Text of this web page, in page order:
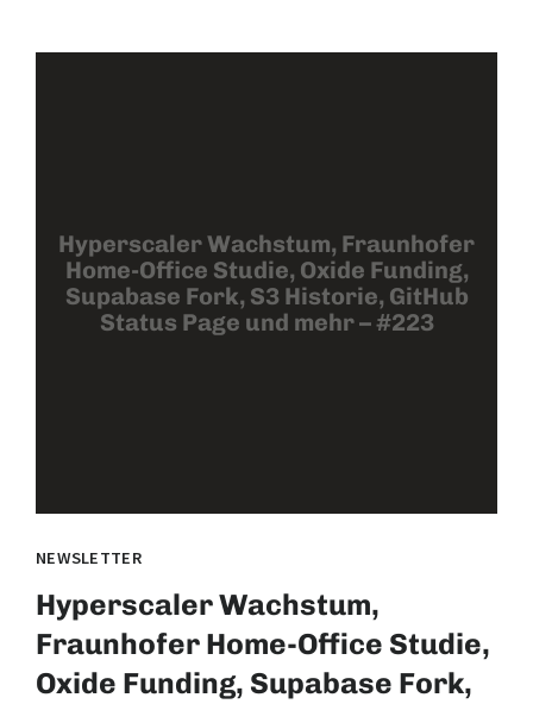
Hyperscaler Wachstum, Fraunhofer
Home-Office Studie, Oxide Funding,
Supabase Fork, S3 Historie, GitHub
Status Page und mehr – #223
NEWSLETTER
Hyperscaler Wachstum,
Fraunhofer Home-Office Studie,
Oxide Funding, Supabase Fork,